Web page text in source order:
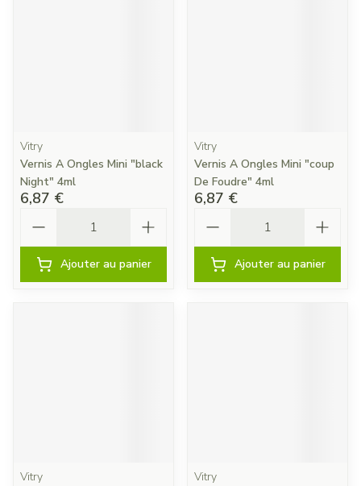
Vitry
Vernis A Ongles Mini "black
Night" 4ml
6,87 €
Ajouter au panier
Vitry
Vernis A Ongles Mini "coup
De Foudre" 4ml
6,87 €
Ajouter au panier
Vitry
Vitry